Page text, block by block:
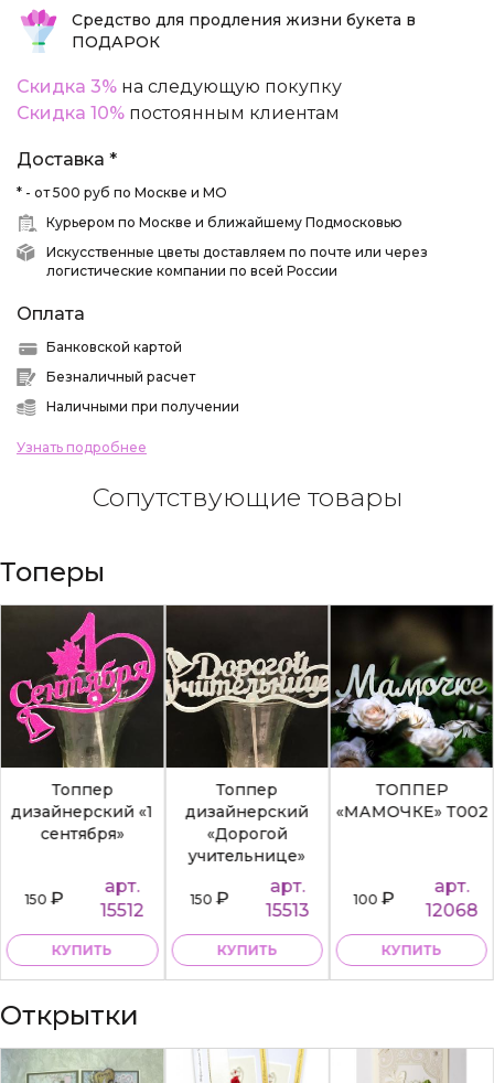
Средство для продления жизни букета в
ПОДАРОК
Скидка 3% на следующую покупку
Скидка 10% постоянным клиентам
Доставка *
* - от 500 руб по Москве и МО
Курьером по Москве и ближайшему Подмосковью
Искусственные цветы доставляем по почте или через
логистические компании по всей России
Оплата
Банковской картой
Безналичный расчет
Наличными при получении
Узнать подробнее
Сопутствующие товары
Топеры
Топпер
дизайнерский «1
сентября»
150₽
арт.
15512
КУПИТЬ
Топпер
дизайнерский
«Дорогой
учительнице»
150₽
арт.
15513
КУПИТЬ
ТОППЕР
«МАМОЧКЕ» Т002
100₽
арт.
12068
КУПИТЬ
Открытки